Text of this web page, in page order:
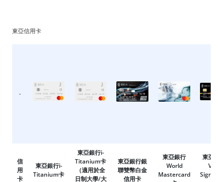
東亞信用卡
-
信
用
卡
東亞銀行i-
Titanium卡
東亞銀行i-
Titanium卡
（適用於全
日制大學/大
東亞銀行銀
聯雙幣白金
信用卡
東亞銀行
World
Mastercard
東亞